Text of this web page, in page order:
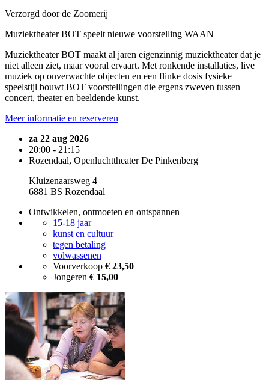
Verzorgd door de Zoomerij
Muziektheater BOT speelt nieuwe voorstelling WAAN
Muziektheater BOT maakt al jaren eigenzinnig muziektheater dat je
niet alleen ziet, maar vooral ervaart. Met ronkende installaties, live
muziek op onverwachte objecten en een flinke dosis fysieke
speelstijl bouwt BOT voorstellingen die ergens zweven tussen
concert, theater en beeldende kunst.
Meer informatie en reserveren
za 22 aug 2026
20:00 - 21:15
Rozendaal, Openluchttheater De Pinkenberg
Kluizenaarsweg 4
6881 BS Rozendaal
Ontwikkelen, ontmoeten en ontspannen
15-18 jaar
kunst en cultuur
tegen betaling
volwassenen
Voorverkoop € 23,50
Jongeren € 15,00